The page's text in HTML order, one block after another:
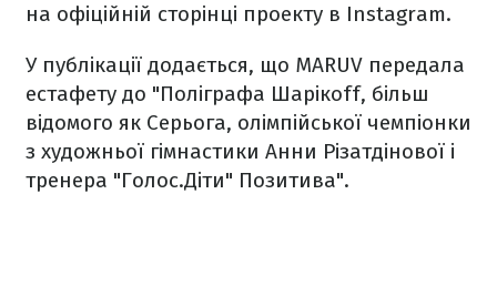
на офіційній сторінці проекту в Instagram.
У публікації додається, що MARUV передала
естафету до "Поліграфа Шарікоff, більш
відомого як Серьога, олімпійської чемпіонки
з художньої гімнастики Анни Різатдінової і
тренера "Голос.Діти" Позитива".